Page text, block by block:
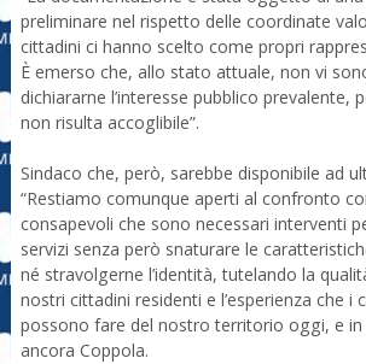
preliminare nel rispetto delle coordinate
cittadini ci hanno scelto come propri
È emerso che, allo stato attuale, non vi
dichiararne l’interesse pubblico prevalente,
non risulta accoglibile”.
Sindaco che, però, sarebbe disponibile ad
“Restiamo comunque aperti al confronto
consapevoli che sono necessari interventi
servizi senza però snaturare le
né stravolgerne l’identità, tutelando la
nostri cittadini residenti e l’esperienza che i
possono fare del nostro territorio oggi, e in
ancora Coppola.